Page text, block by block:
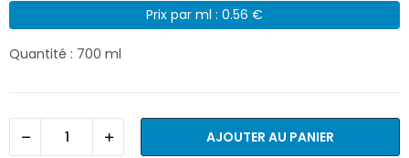
Prix par ml : 0.56 €
Quantité : 700 ml
AJOUTER AU PANIER